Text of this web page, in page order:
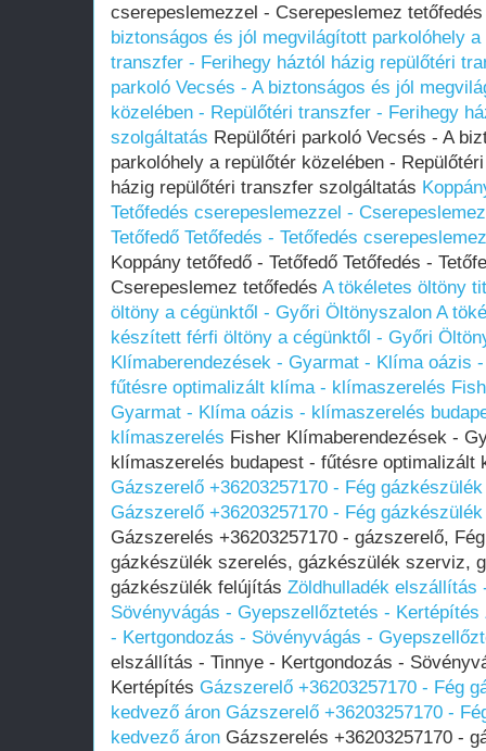
cserepeslemezzel - Cserepeslemez
biztonságos és jól megvilágított parkolóhely
transzfer - Ferihegy háztól házig repülőtéri
parkoló Vecsés - A biztonságos és jól
közelében - Repülőtéri transzfer - Ferihegy
szolgáltatás Repülőtéri parkoló Vecsés - A
parkolóhely a repülőtér közelében -
házig repülőtéri transzfer szolgáltatás
Tetőfedés cserepeslemezzel -
Tetőfedő Tetőfedés - Tetőfedés
Koppány tetőfedő - Tetőfedő Tetőfedés -
Cserepeslemez tetőfedés A tökéletes öltöny
öltöny a cégünktől - Győri Öltönyszalon A
készített férfi öltöny a cégünktől - Győri
Klímaberendezések - Gyarmat - Klíma oázis
fűtésre optimalizált klíma - klímaszerelés
Gyarmat - Klíma oázis - klímaszerelés
klímaszerelés Fisher Klímaberendezések -
klímaszerelés budapest - fűtésre optimalizált
Gázszerelő +36203257170 - Fég
Gázszerelő +36203257170 - Fég
Gázszerelés +36203257170 - gázszerelő,
gázkészülék szerelés, gázkészülék szerviz,
gázkészülék felújítás Zöldhulladék elszállítás
Sövényvágás - Gyepszellőztetés - Kertépítés
- Kertgondozás - Sövényvágás -
elszállítás - Tinnye - Kertgondozás -
Kertépítés Gázszerelő +36203257170 - Fég
kedvező áron Gázszerelő +36203257170 -
kedvező áron Gázszerelés +36203257170 -